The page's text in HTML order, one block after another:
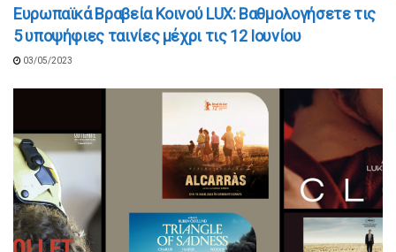
Ευρωπαϊκά Βραβεία Κοινού LUX: Βαθμολογήσετε τις
5 υποψήφιες ταινίες μέχρι τις 12 Ιουνίου
03/05/2023